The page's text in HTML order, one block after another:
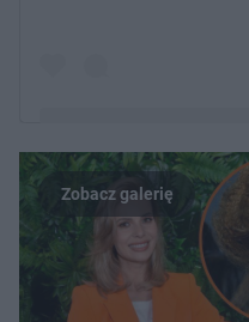
Post udostępniony przez
(@izabelajanachowska)